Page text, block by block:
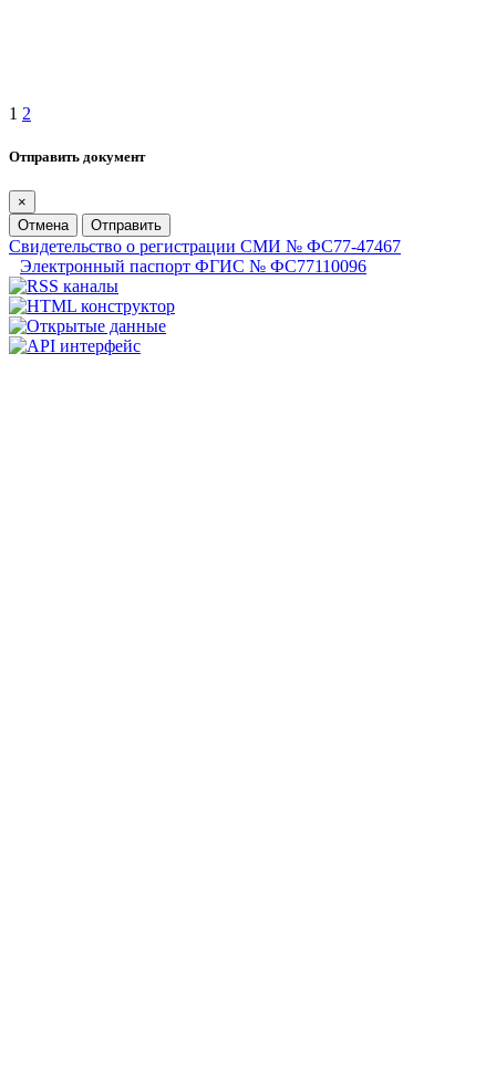
1 2
Отправить документ
×
Отмена
Отправить
Свидетельство о регистрации СМИ № ФС77-47467
Электронный паспорт ФГИС № ФС77110096